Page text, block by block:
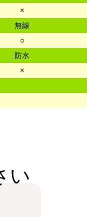
×
無線
○
防水
×
い